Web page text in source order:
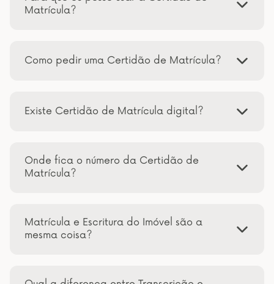
Matrícula?
Como pedir uma Certidão de Matrícula?
Existe Certidão de Matrícula digital?
Onde fica o número da Certidão de
Matrícula?
Matrícula e Escritura do Imóvel são a
mesma coisa?